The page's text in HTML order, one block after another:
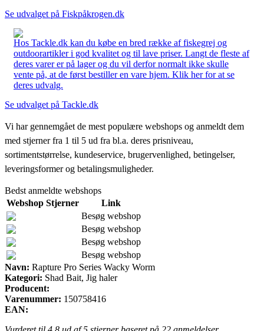
Se udvalget på Fiskpåkrogen.dk
Hos Tackle.dk kan du købe en bred række af fiskegrej og
outdoorartikler i god kvalitet og til lave priser. Langt de fleste af
deres varer er på lager og du vil derfor normalt ikke skulle
vente på, at de først bestiller en vare hjem. Klik her for at se
deres udvalg.
Se udvalget på Tackle.dk
Vi har gennemgået de mest populære webshops og anmeldt dem
med stjerner fra 1 til 5 ud fra bl.a. deres prisniveau,
sortimentstørrelse, kundeservice, brugervenlighed, betingelser,
leveringsformer og betalingsmuligheder.
Bedst anmeldte webshops
Webshop Stjerner
Link
Besøg webshop
Besøg webshop
Besøg webshop
Besøg webshop
Navn: Rapture Pro Series Wacky Worm
Kategori: Shad Bait, Jig haler
Producent:
Varenummer: 150758416
EAN: